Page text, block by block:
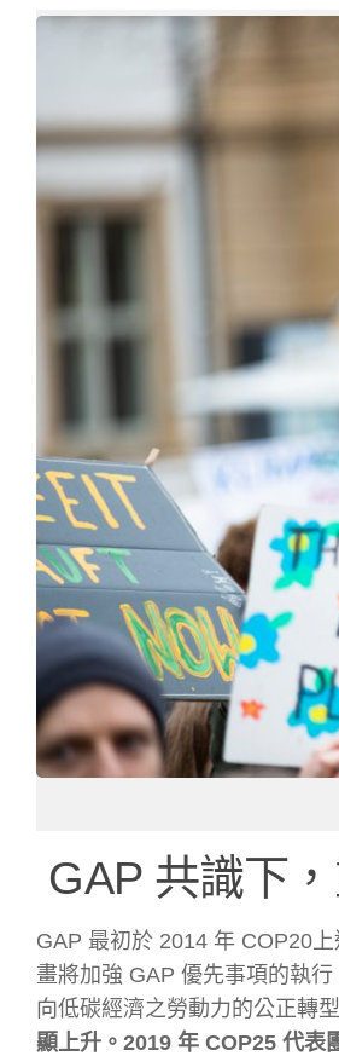
GAP 共識下
GAP 最初於 2014 年 COP20
畫將加強 GAP 優先事項的執
向低碳經濟之勞動力的公正轉
顯上升。2019 年 COP25 代表